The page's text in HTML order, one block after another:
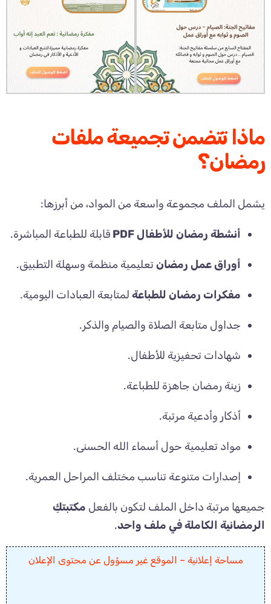
ماذا تتضمن تجميعة ملفات
رمضان؟
يشمل الملف مجموعة واسعة من المواد، من أبرزها:
أنشطة رمضان للأطفال PDF قابلة للطباعة المباشرة.
أوراق عمل رمضانتعليمية منظمة وسهلة التطبيق.
مفكرات رمضان للطباعةلمتابعة العبادات اليومية.
جداول متابعة الصلاة والصيام والذكر.
شهادات تحفيزية للأطفال.
زينة رمضان جاهزة للطباعة.
أذكار وأدعية مرتبة.
مواد تعليمية حول أسماء الله الحسنى.
إصدارات متنوعة تناسب مختلف المراحل العمرية.
جميعها مرتبة داخل الملف لتكون بالفعل مكتبتكِ
الرمضانية الكاملة في ملف واحد.
مساحة إعلانية – الموقع غير مسؤول عن محتوى الإعلان